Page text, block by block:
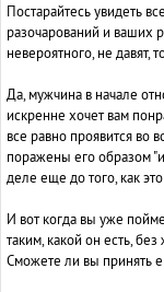
Постарайтесь увидеть
разочарований и ваших
невероятного, не давят,
Да, мужчина в начале
искренне хочет вам
все равно проявится во
поражены его образом
деле еще до того, как
И вот когда вы уже
таким, какой он есть,
Сможете ли вы принять